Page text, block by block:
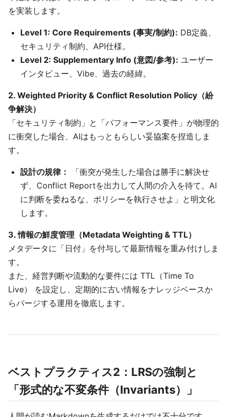
を実装します。
Level 1: Core Requirements (事実/制約): DB定義、
セキュリティ制約、API仕様。
Level 2: Supplementary Info (意図/参考): ユーザー
インタビュー、Vibe、過去の経緯。
2. Weighted Priority & Conflict Resolution Policy（紛
争解決）
「セキュリティ制約」と「パフォーマンス要件」が物理的
に衝突した場合、AIはもっともらしい妥協案を捏造しま
す。
設計の規律：
「衝突が発生した場合は勝手に解決せ
ず、Conflict Reportを出力して人間の介入を待て。AI
に判断を委ねるな、ポリシーを執行させよ」と明文化
します。
3. 情報の鮮度管理（Metadata Weighting & TTL）
メタデータに「日付」を付与して最新情報を重み付けしま
す。
また、経営判断や流動的な要件には TTL（Time To
Live） を設定し、定期的に古い情報をナレッジベースか
らパージする運用を徹底します。
ベストプラクティス2：LRSの強制と
「形式的な不変条件（Invariants）」